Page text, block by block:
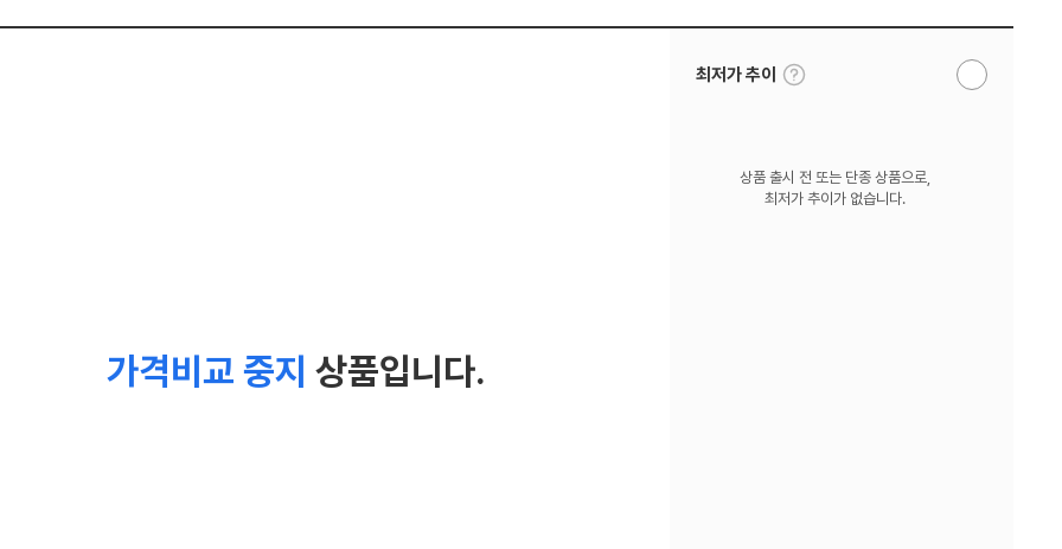
가격비교 중지 상품입니다.
최저가 추이
툴
팁
알
상품 출시 전 또는 단종 상품으로,
최저가 추이가 없습니다.